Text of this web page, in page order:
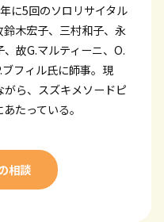
に5回のソロリサイタル
木宏子、三村和子、永
故G.マルティーニ、O.
フィル氏に師事。現
ら、スズキメソードピ
たっている。
相談